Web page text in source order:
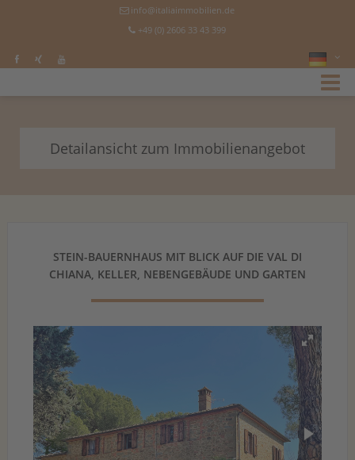
info@italiaimmobilien.de
+49 (0) 2606 33 43 399
Detailansicht zum Immobilienangebot
STEIN-BAUERNHAUS MIT BLICK AUF DIE VAL DI
CHIANA, KELLER, NEBENGEBÄUDE UND GARTEN